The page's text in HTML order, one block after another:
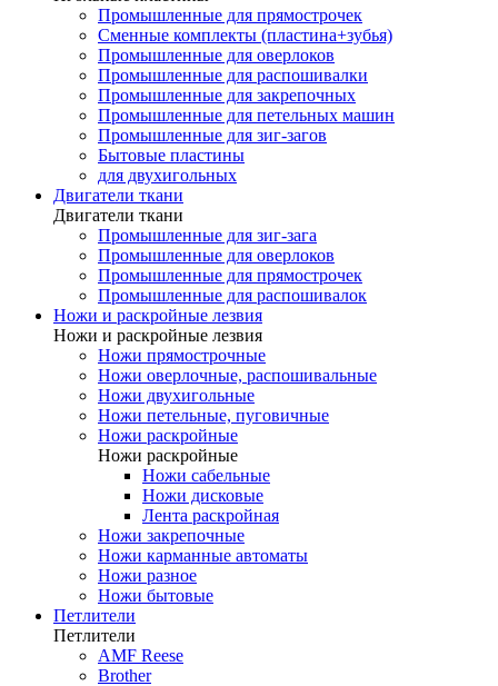
Промышленные для прямострочек
Сменные комплекты (пластина+зубья)
Промышленные для оверлоков
Промышленные для распошивалки
Промышленные для закрепочных
Промышленные для петельных машин
Промышленные для зиг-загов
Бытовые пластины
для двухигольных
Двигатели ткани
Двигатели ткани
Промышленные для зиг-зага
Промышленные для оверлоков
Промышленные для прямострочек
Промышленные для распошивалок
Ножи и раскройные лезвия
Ножи и раскройные лезвия
Ножи прямострочные
Ножи оверлочные, распошивальные
Ножи двухигольные
Ножи петельные, пуговичные
Ножи раскройные
Ножи раскройные
Ножи сабельные
Ножи дисковые
Лента раскройная
Ножи закрепочные
Ножи карманные автоматы
Ножи разное
Ножи бытовые
Петлители
Петлители
AMF Reese
Brother